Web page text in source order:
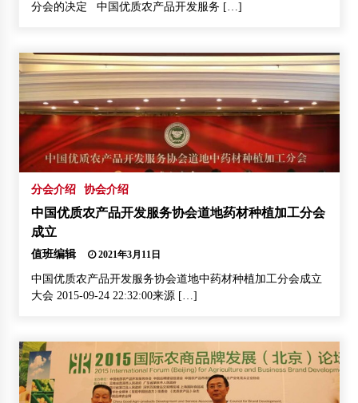
分会的决定 中国优质农产品开发服务 […]
分会介绍 协会介绍
中国优质农产品开发服务协会道地药材种植加工分会
成立
值班编辑 2021年3月11日
中国优质农产品开发服务协会道地中药材种植加工分会成立
大会 2015-09-24 22:32:00来源 […]